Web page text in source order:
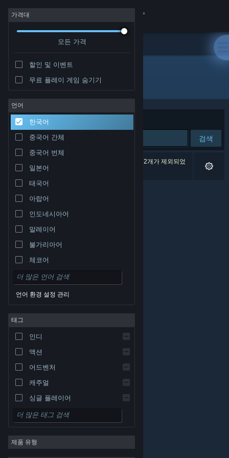
로그인
커뮤니티
정보
지원
언어 변경
Steam 모바일 앱 다운로드
PC 웹사이트 보기
및 기타 국가에서 각각 해당 소유자의 재산입니다.개인정
보 처리방침|법적 고지|접근성|Steam 이용 약관|
환불 | 쿠키
가격대
모든 가격
할인 및 이벤트
무료 플레이 게임 숨기기
언어
한국어
중국어 간체
중국어 번체
일본어
태국어
아랍어
인도네시아어
말레이어
불가리아어
체코어
덴마크어
독일어
영어
스페인어 - 중남미
그리스어
언어 환경 설정 관리
태그
인디
액션
어드벤처
캐주얼
싱글 플레이어
시뮬레이션
RPG
전략
제품 유형
배급사: Hont
정렬 기준 연관성
검색
검색 결과가 0개 있습니다. 환경 설정에 따라 게임 2개가 제외되었
습니다.